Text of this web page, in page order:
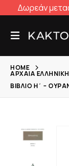
Δωρεάν
HOME
ΑΡΧΑΊΑ
ΒΙΒΛΊΟ Η΄ –